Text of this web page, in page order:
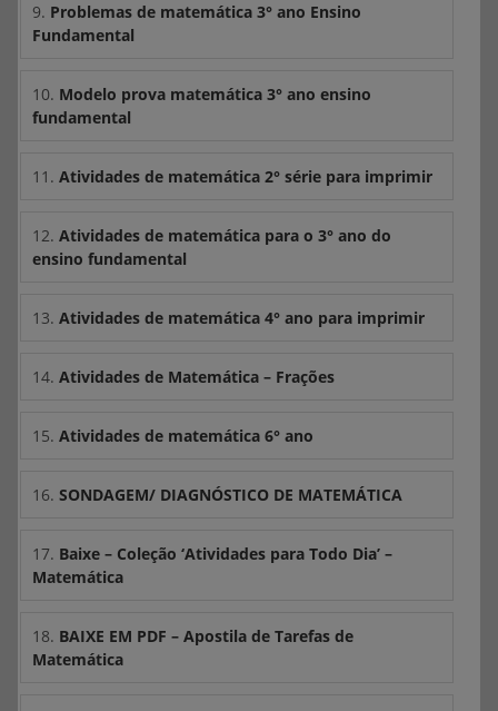
9. Problemas de matemática 3° ano Ensino
Fundamental
10. Modelo prova matemática 3° ano ensino
fundamental
11. Atividades de matemática 2° série para imprimir
12. Atividades de matemática para o 3° ano do
ensino fundamental
13. Atividades de matemática 4° ano para imprimir
14. Atividades de Matemática – Frações
15. Atividades de matemática 6° ano
16. SONDAGEM/ DIAGNÓSTICO DE MATEMÁTICA
17. Baixe – Coleção ‘Atividades para Todo Dia’ –
Matemática
18. BAIXE EM PDF – Apostila de Tarefas de
Matemática